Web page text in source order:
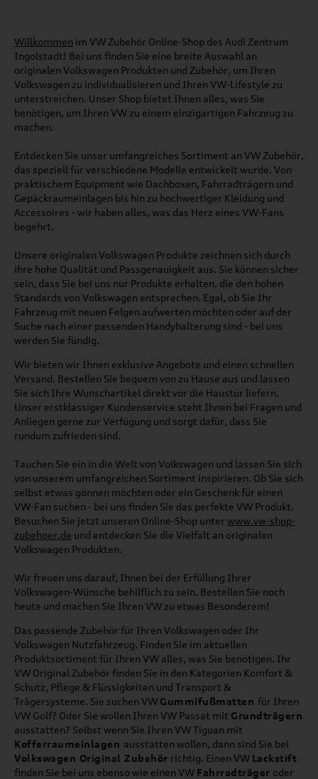
Willkommen im VW Zubehör Online-Shop des Audi Zentrum
Ingolstadt! Bei uns finden Sie eine breite Auswahl an
originalen Volkswagen Produkten und Zubehör, um Ihren
Volkswagen zu individualisieren und Ihren VW-Lifestyle zu
unterstreichen. Unser Shop bietet Ihnen alles, was Sie
benötigen, um Ihren VW zu einem einzigartigen Fahrzeug zu
machen.
Entdecken Sie unser umfangreiches Sortiment an VW Zubehör,
das speziell für verschiedene Modelle entwickelt wurde. Von
praktischem Equipment wie Dachboxen, Fahrradträgern und
Gepäckraumeinlagen bis hin zu hochwertiger Kleidung und
Accessoires - wir haben alles, was das Herz eines VW-Fans
begehrt.
Unsere originalen Volkswagen Produkte zeichnen sich durch
ihre hohe Qualität und Passgenauigkeit aus. Sie können sicher
sein, dass Sie bei uns nur Produkte erhalten, die den hohen
Standards von Volkswagen entsprechen. Egal, ob Sie Ihr
Fahrzeug mit neuen Felgen aufwerten möchten oder auf der
Suche nach einer passenden Handyhalterung sind - bei uns
werden Sie fündig.
Wir bieten wir Ihnen exklusive Angebote und einen schnellen
Versand. Bestellen Sie bequem von zu Hause aus und lassen
Sie sich Ihre Wunschartikel direkt vor die Haustür liefern.
Unser erstklassiger Kundenservice steht Ihnen bei Fragen und
Anliegen gerne zur Verfügung und sorgt dafür, dass Sie
rundum zufrieden sind.
Tauchen Sie ein in die Welt von Volkswagen und lassen Sie sich
von unserem umfangreichen Sortiment inspirieren. Ob Sie sich
selbst etwas gönnen möchten oder ein Geschenk für einen
VW-Fan suchen - bei uns finden Sie das perfekte VW Produkt.
Besuchen Sie jetzt unseren Online-Shop unter www.vw-shop-
zubehoer.de und entdecken Sie die Vielfalt an originalen
Volkswagen Produkten.
Wir freuen uns darauf, Ihnen bei der Erfüllung Ihrer
Volkswagen-Wünsche behilflich zu sein. Bestellen Sie noch
heute und machen Sie Ihren VW zu etwas Besonderem!
Das passende Zubehör für Ihren Volkswagen oder Ihr
Volkswagen Nutzfahrzeug. Finden Sie im aktuellen
Produktsortiment für Ihren VW alles, was Sie benötigen. Ihr
VW Original Zubehör finden Sie in den Kategorien Komfort &
Schutz, Pflege & Flüssigkeiten und Transport &
Trägersysteme. Sie suchen VW Gummifußmatten für Ihren
VW Golf? Oder Sie wollen Ihren VW Passat mit Grundträgern
ausstatten? Selbst wenn Sie Ihren VW Tiguan mit
Kofferraumeinlagen ausstatten wollen, dann sind Sie bei
Volkswagen Original Zubehör richtig. Einen VW Lackstift
finden Sie bei uns ebenso wie einen VW Fahrradträger oder